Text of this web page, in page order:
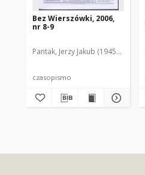
Bez Wierszówki, 2006,
nr 8-9
Pantak, Jerzy Jakub (1945- ). Red.
czasopismo